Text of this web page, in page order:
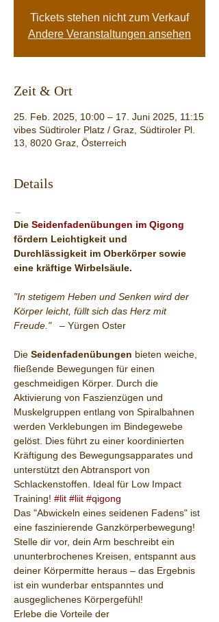
Tickets stehen nicht zum Verkauf
Andere Veranstaltungen ansehen
Zeit & Ort
25. Feb. 2025, 10:00 – 17. Juni 2025, 11:15
vibes Südtiroler Platz / Graz, Südtiroler Pl.
13, 8020 Graz, Österreich
Details
```html
Die Seidenfadenübungen im Qigong
fördern Leichtigkeit und
Durchlässigkeit im Oberkörper sowie
eine kräftige Wirbelsäule.
"In stetigem Heben und Senken wird der
Körper leicht, füllt sich das Herz mit
Freude." – Yürgen Oster
Die Seidenfadenübungen bieten weiche,
fließende Bewegungen für einen
geschmeidigen Körper. Durch die
Aktivierung von Faszienzügen und
Muskelgruppen entlang von Spiralbahnen
werden Verklebungen im Bindegewebe
gelöst. Dies führt zu einer koordinierten
Kräftigung des Bewegungsapparates und
unterstützt den Abtransport von
Schlackenstoffen. Ideal für Low Impact
Training! #lit #liit #qigong
Das "Abwickeln eines seidenen Fadens" ist
eine faszinierende Ganzkörperbewegung!
Stelle dir vor, dein Arm beschreibt ein
ununterbrochenes Kreisen, entspannt aus
deiner Körpermitte heraus – das Ergebnis
ist ein wunderbar entspanntes und
ausgeglichenes Körpergefühl!
Erlebe die Vorteile der